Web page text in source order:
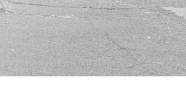
AGENDA TU
VISITA